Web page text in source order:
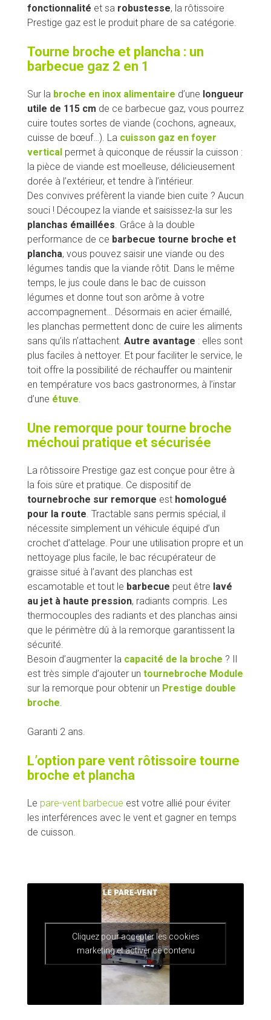
fonctionnalité et sa robustesse, la rôtissoire
Prestige gaz est le produit phare de sa catégorie.
Tourne broche et plancha : un
barbecue gaz 2 en 1
Sur la broche en inox alimentaire d’une longueur
utile de 115 cm de ce barbecue gaz, vous pourrez
cuire toutes sortes de viande (cochons, agneaux,
cuisse de bœuf…). La cuisson gaz en foyer
vertical permet à quiconque de réussir la cuisson :
la pièce de viande est moelleuse, délicieusement
dorée à l’extérieur, et tendre à l’intérieur.
Des convives préfèrent la viande bien cuite ? Aucun
souci ! Découpez la viande et saisissez-la sur les
planchas émaillées . Grâce à la double
performance de ce barbecue tourne broche et
plancha, vous pouvez saisir une viande ou des
légumes tandis que la viande rôtit. Dans le même
temps, le jus coule dans le bac de cuisson
légumes et donne tout son arôme à votre
accompagnement… Désormais en acier émaillé,
les planchas permettent donc de cuire les aliments
sans qu’ils n’attachent. Autre avantage : elles sont
plus faciles à nettoyer. Et pour faciliter le service, le
toit offre la possibilité de réchauffer ou maintenir
en température vos bacs gastronormes, à l’instar
d’une étuve
Une remorque pour tourne broche
méchoui pratique et sécurisée
La rôtissoire Prestige gaz est conçue pour être à
la fois sûre et pratique. Ce dispositif de
tournebroche sur remorque est homologué
pour la route . Tractable sans permis spécial, il
nécessite simplement un véhicule équipé d’un
crochet d’attelage. Pour une utilisation propre et un
nettoyage plus facile, le bac récupérateur de
graisse situé à l’avant des planchas est
escamotable et tout le barbecue peut être lavé
au jet à haute pression, radiants compris. Les
thermocouples des radiants et des planchas ainsi
que le périmètre dû à la remorque garantissent la
sécurité.
Besoin d’augmenter la capacité de la broche ? Il
est très simple d’ajouter un tournebroche Module
sur la remorque pour obtenir un Prestige double
broche
Garanti 2 ans.
L’option pare vent rôtissoire tourne
broche et plancha
Le pare-vent barbecue est votre allié pour éviter
les interférences avec le vent et gagner en temps
de cuisson.
Cliquez pour accepter les cookies
marketing et activer ce contenu